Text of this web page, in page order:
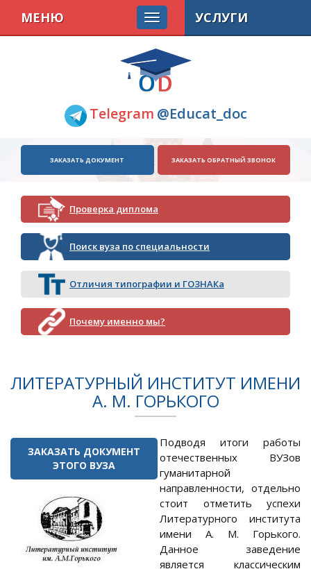
Telegram @Educat_doc
МЕНЮ
ЗАКАЗАТЬ ДОКУМЕНТ ЗАКАЗАТЬ ОБРАТНЫЙ ЗВОНОК
Проверка диплома
Поиск вуза по специальности
Отличия типографии и ГОЗНАКа
Почему именно мы?
УСЛУГИ
ЛИТЕРАТУРНЫЙ ИНСТИТУТ ИМЕНИ
А. М. ГОРЬКОГО
ЗАКАЗАТЬ ДОКУМЕНТ
ЭТОГО ВУЗА
Подводя итоги работы
отечественных ВУЗов
гуманитарной
направленности, отдельно
стоит отметить успехи
Литературного института
имени А. М. Горького.
Данное заведение
является классическим